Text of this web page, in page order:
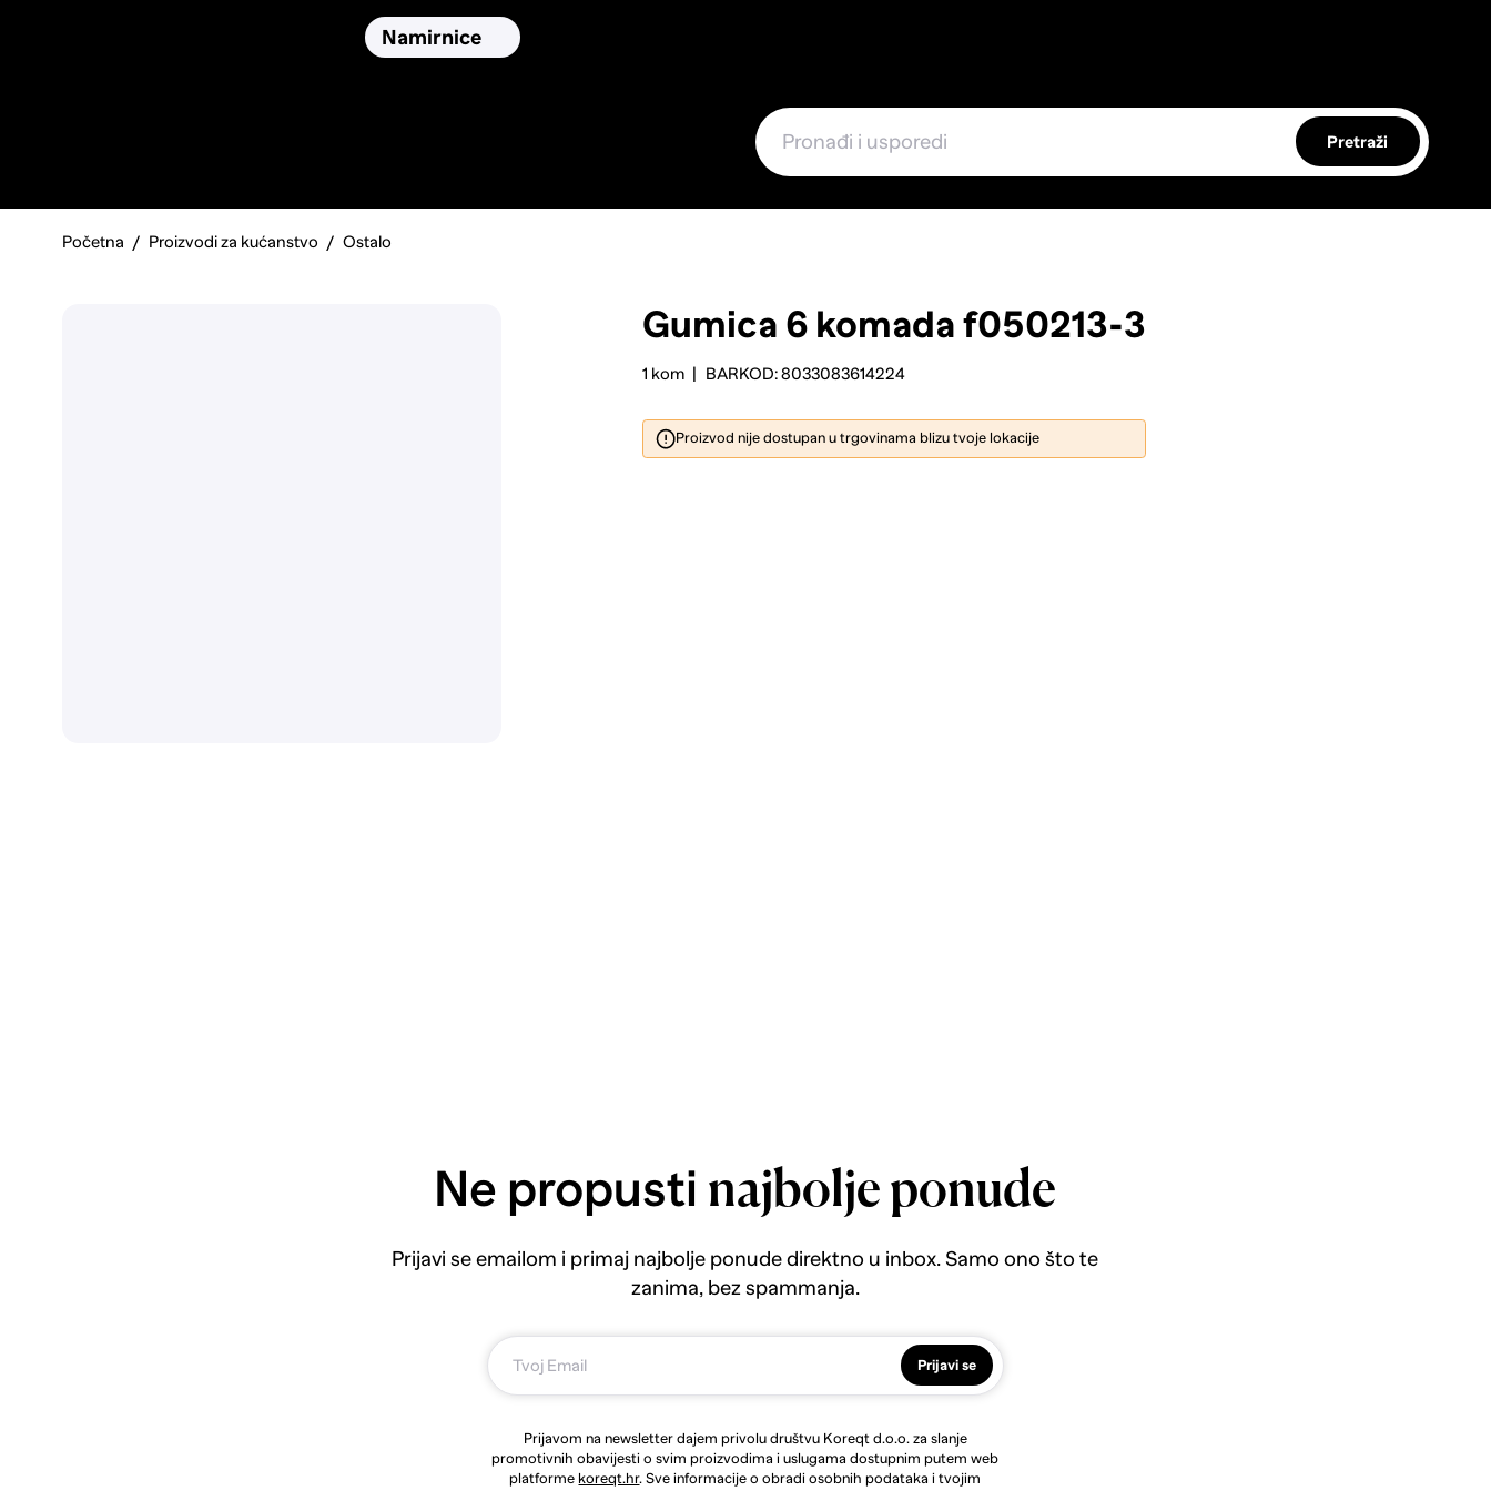
Namirnice
Pretraži
Početna Proizvodi za kućanstvo Ostalo
Gumica 6 komada f050213-3
1 kom BARKOD: 8033083614224
Proizvod nije dostupan u trgovinama blizu tvoje lokacije
Ne propusti najbolje ponude
Prijavi se emailom i primaj najbolje ponude direktno u inbox. Samo ono što te
zanima, bez spammanja.
Prijavi se
Prijavom na newsletter dajem privolu društvu Koreqt d.o.o. za slanje
promotivnih obavijesti o svim proizvodima i uslugama dostupnim putem web
platforme koreqt.hr. Sve informacije o obradi osobnih podataka i tvojim